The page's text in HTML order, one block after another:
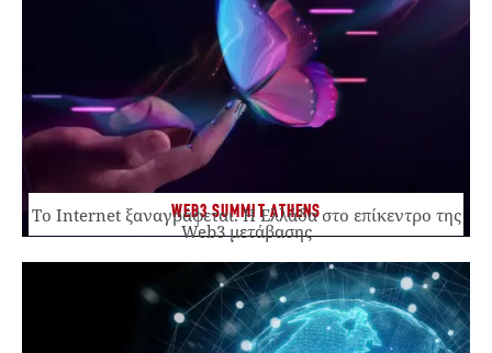
WEB3 SUMMIT ATHENS
Το Internet ξαναγράφεται. Η Ελλάδα στο επίκεντρο της
Web3 μετάβασης